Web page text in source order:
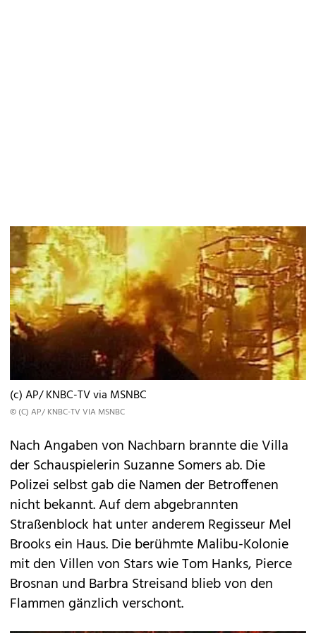
(c) AP/ KNBC-TV via MSNBC
© (C) AP/ KNBC-TV VIA MSNBC
Nach Angaben von Nachbarn brannte die Villa
der Schauspielerin Suzanne Somers ab. Die
Polizei selbst gab die Namen der Betroffenen
nicht bekannt. Auf dem abgebrannten
Straßenblock hat unter anderem Regisseur Mel
Brooks ein Haus. Die berühmte Malibu-Kolonie
mit den Villen von Stars wie Tom Hanks, Pierce
Brosnan und Barbra Streisand blieb von den
Flammen gänzlich verschont.